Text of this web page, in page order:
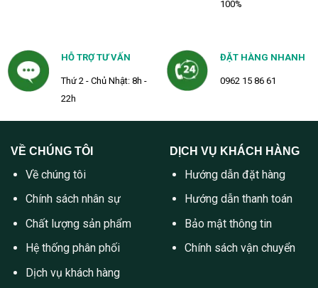
100%
HỖ TRỢ TƯ VẤN
Thứ 2 - Chủ Nhật: 8h -
22h
ĐẶT HÀNG NHANH
0962 15 86 61
VỀ CHÚNG TÔI
Về chúng tôi
Chính sách nhân sự
Chất lượng sản phẩm
Hệ thống phân phối
Dịch vụ khách hàng
DỊCH VỤ KHÁCH HÀNG
Hướng dẫn đặt hàng
Hướng dẫn thanh toán
Bảo mật thông tin
Chính sách vận chuyển